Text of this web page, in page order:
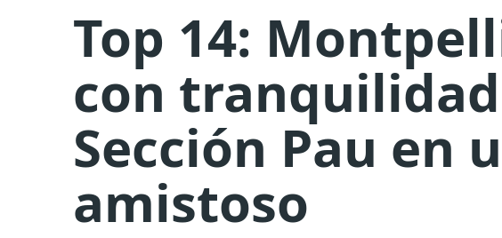
Top 14:
con
Sección Pau en
amistoso